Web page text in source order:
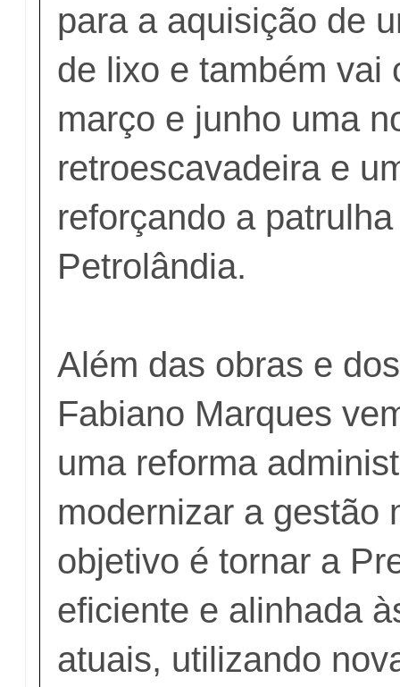
para a aquisição de
de lixo e também vai
março e junho uma
retroescavadeira e
reforçando a
Petrolândia.
Além das obras e
Fabiano Marques
uma reforma
modernizar a gestão
objetivo é tornar a
eficiente e alinhada
atuais, utilizando